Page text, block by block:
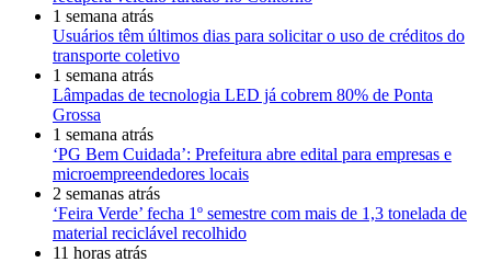
1 semana atrás
Usuários têm últimos dias para solicitar o uso de créditos do
transporte coletivo
1 semana atrás
Lâmpadas de tecnologia LED já cobrem 80% de Ponta
Grossa
1 semana atrás
‘PG Bem Cuidada’: Prefeitura abre edital para empresas e
microempreendedores locais
2 semanas atrás
‘Feira Verde’ fecha 1º semestre com mais de 1,3 tonelada de
material reciclável recolhido
11 horas atrás